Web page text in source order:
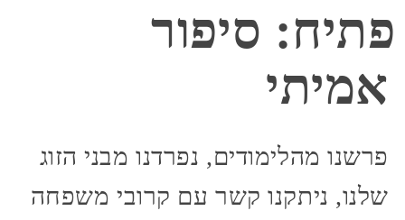
פתיח: סיפור
אמיתי
פרשנו מהלימודים, נפרדנו מבני הזוג
שלנו, ניתקנו קשר עם קרובי משפחה